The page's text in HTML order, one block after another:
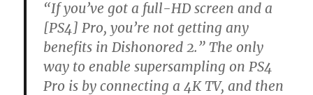
“If you’ve got a full-HD screen and a
[PS4] Pro, you’re not getting any
benefits in Dishonored 2.” The only
way to enable supersampling on PS4
Pro is by connecting a 4K TV, and then